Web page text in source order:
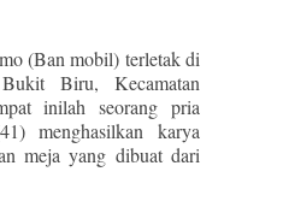
(Ban mobil) terletak di
Biru, Kecamatan
inilah seorang pria
menghasilkan karya
meja yang dibuat dari